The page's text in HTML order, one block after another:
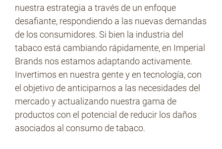
nuestra estrategia a través de un enfoque
desafiante, respondiendo a las nuevas demandas
de los consumidores. Si bien la industria del
tabaco está cambiando rápidamente, en Imperial
Brands nos estamos adaptando activamente.
Invertimos en nuestra gente y en tecnología, con
el objetivo de anticiparnos a las necesidades del
mercado y actualizando nuestra gama de
productos con el potencial de reducir los daños
asociados al consumo de tabaco.